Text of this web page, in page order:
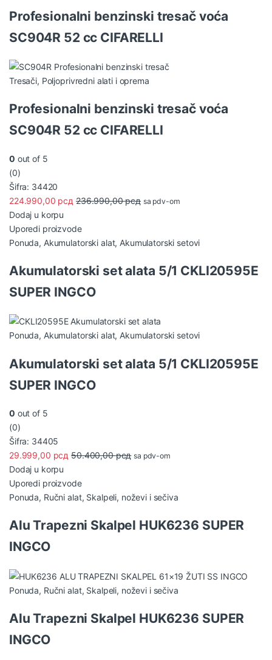
Profesionalni benzinski tresač voća
SC904R 52 cc CIFARELLI
Tresači, Poljoprivredni alati i oprema
Profesionalni benzinski tresač voća
SC904R 52 cc CIFARELLI
0 out of 5
(0)
Šifra: 34420
224.990,00 рсд 236.990,00рсд sa pdv-om
Dodaj u korpu
Uporedi proizvode
Ponuda, Akumulatorski alat, Akumulatorski setovi
Akumulatorski set alata 5/1 CKLI20595E
SUPER INGCO
Ponuda, Akumulatorski alat, Akumulatorski setovi
Akumulatorski set alata 5/1 CKLI20595E
SUPER INGCO
0 out of 5
(0)
Šifra: 34405
29.999,00 рсд 50.400,00рсд sa pdv-om
Dodaj u korpu
Uporedi proizvode
Ponuda, Ručni alat, Skalpeli, noževi i sečiva
Alu Trapezni Skalpel HUK6236 SUPER
INGCO
Ponuda, Ručni alat, Skalpeli, noževi i sečiva
Alu Trapezni Skalpel HUK6236 SUPER
INGCO